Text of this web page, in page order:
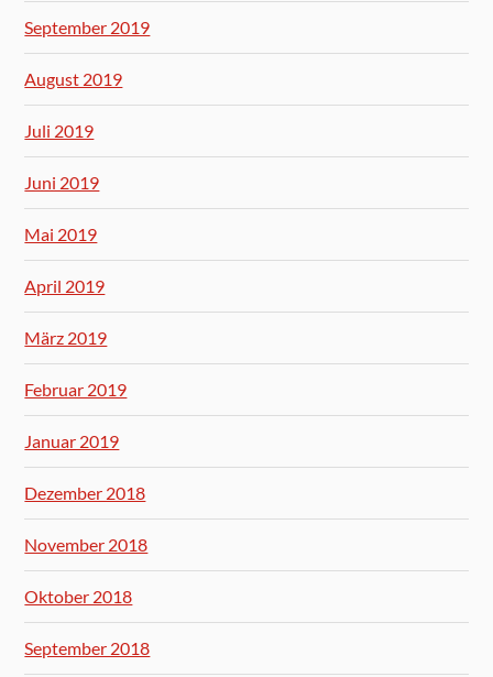
September 2019
August 2019
Juli 2019
Juni 2019
Mai 2019
April 2019
März 2019
Februar 2019
Januar 2019
Dezember 2018
November 2018
Oktober 2018
September 2018